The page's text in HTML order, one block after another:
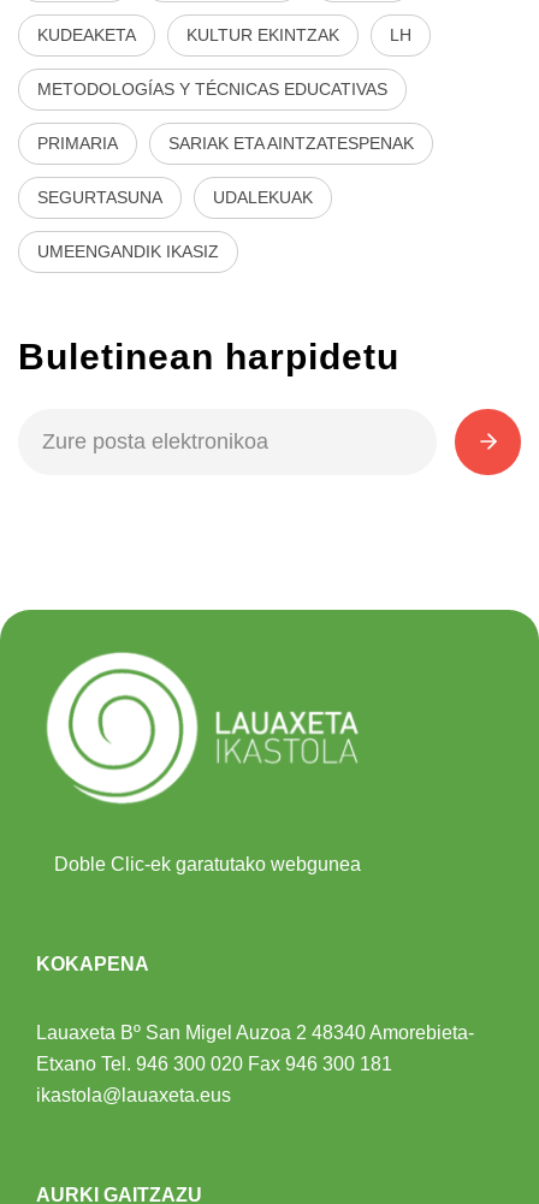
KUDEAKETA KULTUR EKINTZAK LH
METODOLOGÍAS Y TÉCNICAS EDUCATIVAS
PRIMARIA SARIAK ETA AINTZATESPENAK
SEGURTASUNA UDALEKUAK
UMEENGANDIK IKASIZ
Buletinean harpidetu
Doble Clic-ek garatutako webgunea
KOKAPENA
Lauaxeta Bº San Migel Auzoa 2 48340 Amorebieta-
Etxano Tel. 946 300 020 Fax 946 300 181
ikastola@lauaxeta.eus
AURKI GAITZAZU